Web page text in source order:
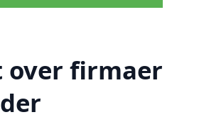
over firmaer